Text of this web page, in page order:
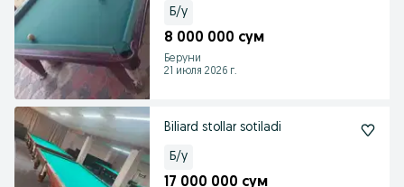
Б/у
8 000 000 сум
Беруни
21 июля 2026 г.
Biliard stollar sotiladi
Б/у
17 000 000 сум